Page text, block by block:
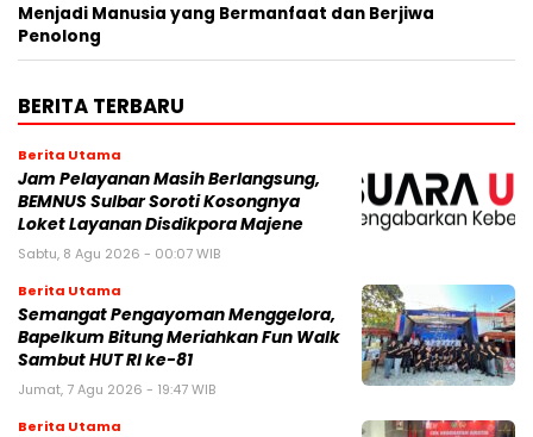
Menjadi Manusia yang Bermanfaat dan Berjiwa
Penolong
BERITA TERBARU
Berita Utama
Jam Pelayanan Masih Berlangsung,
BEMNUS Sulbar Soroti Kosongnya
Loket Layanan Disdikpora Majene
Sabtu, 8 Agu 2026 - 00:07 WIB
Berita Utama
Semangat Pengayoman Menggelora,
Bapelkum Bitung Meriahkan Fun Walk
Sambut HUT RI ke-81
Jumat, 7 Agu 2026 - 19:47 WIB
Berita Utama